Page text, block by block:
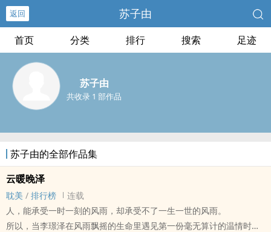
返回 苏子由
首页 分类 排行 搜索 足迹
苏子由
共收录 1 部作品
苏子由的全部作品集
云暖晚泽
耽美 / 排行榜
连载
人，能承受一时一刻的风雨，却承受不了一生一世的风雨。
所以，当李璟泽在风雨飘摇的生命里遇见第一份毫无算计的温情时，